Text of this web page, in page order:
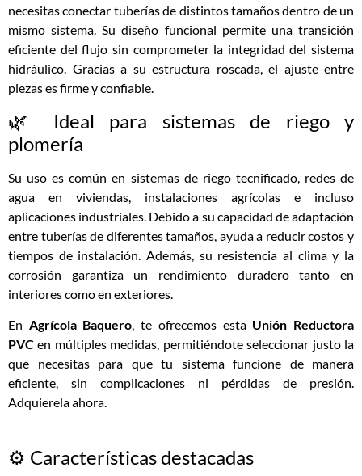
necesitas conectar tuberías de distintos tamaños dentro de un
mismo sistema. Su diseño funcional permite una transición
eficiente del flujo sin comprometer la integridad del sistema
hidráulico. Gracias a su estructura roscada, el ajuste entre
piezas es firme y confiable.
🌿 Ideal para sistemas de riego y
plomería
Su uso es común en sistemas de riego tecnificado, redes de
agua en viviendas, instalaciones agrícolas e incluso
aplicaciones industriales. Debido a su capacidad de adaptación
entre tuberías de diferentes tamaños, ayuda a reducir costos y
tiempos de instalación. Además, su resistencia al clima y la
corrosión garantiza un rendimiento duradero tanto en
interiores como en exteriores.
En Agrícola Baquero, te ofrecemos esta Unión Reductora
PVC en múltiples medidas, permitiéndote seleccionar justo la
que necesitas para que tu sistema funcione de manera
eficiente, sin complicaciones ni pérdidas de presión.
Adquierela ahora.
⚙️ Características destacadas